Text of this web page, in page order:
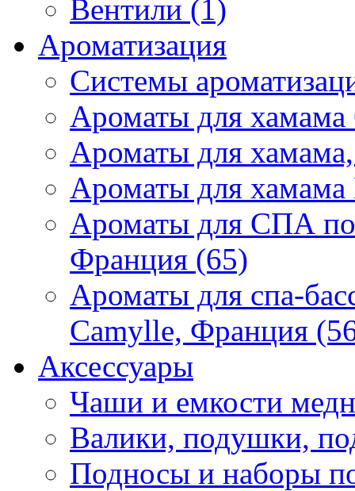
Вентили (1)
Ароматизация
Системы
Ароматы для
Ароматы для
Ароматы для
Ароматы для СПА
Франция (65)
Ароматы для спа-
Camylle, Франция
Аксессуары
Чаши и емкости
Валики, подушки,
Подносы и наборы